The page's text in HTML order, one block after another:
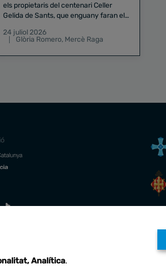
els propietaris del centenari Celler
Gelida de Sants, que enguany faran el
24 juliol 2026
Glòria Romero, Mercè Raga
Analítica.